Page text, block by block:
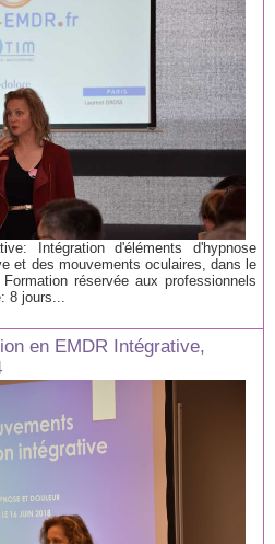
Intégration d'éléments d'hypnose
et des mouvements oculaires, dans le
réservée aux professionnels
8 jours...
en EMDR Intégrative,